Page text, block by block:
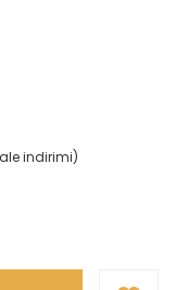
indirimi)